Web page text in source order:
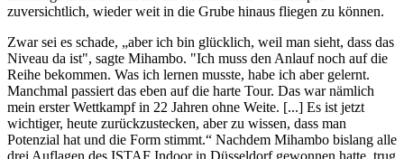
zuversichtlich, wieder weit in die Grube hinaus fliegen zu können.
Zwar sei es schade, „aber ich bin glücklich, weil man sieht, dass das
Niveau da ist", sagte Mihambo. "Ich muss den Anlauf noch auf die
Reihe bekommen. Was ich lernen musste, habe ich aber gelernt.
Manchmal passiert das eben auf die harte Tour. Das war nämlich
mein erster Wettkampf in 22 Jahren ohne Weite. [...] Es ist jetzt
wichtiger, heute zurückzustecken, aber zu wissen, dass man
Potenzial hat und die Form stimmt.“ Nachdem Mihambo bislang alle
drei Auflagen des ISTAF Indoor in Düsseldorf gewonnen hatte, trug